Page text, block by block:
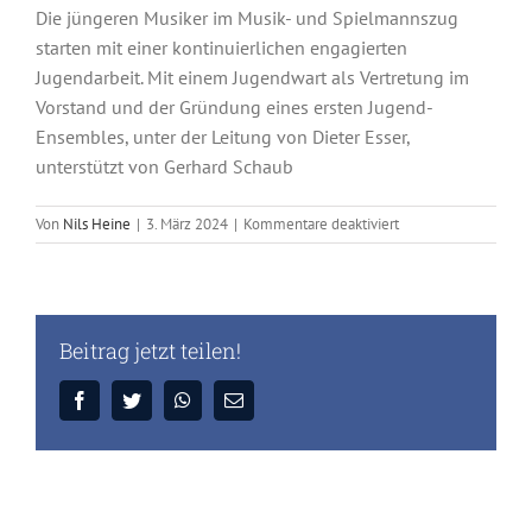
Bild
Die jüngeren Musiker im Musik- und Spielmannszug
starten mit einer kontinuierlichen engagierten
Jugendarbeit. Mit einem Jugendwart als Vertretung im
Vorstand und der Gründung eines ersten Jugend-
Ensembles, unter der Leitung von Dieter Esser,
unterstützt von Gerhard Schaub
Von Nils Heine | 3. März 2024 | Kommentare deaktiviertfür
Beginn
Beitrag jetzt teilen!
FacebookTwitterWhatsApp
E-
Mail
Unser Nachwuchs